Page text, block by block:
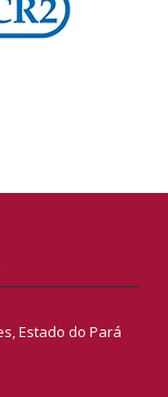
Estado do Pará